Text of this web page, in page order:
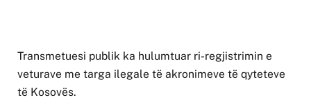
Transmetuesi publik ka hulumtuar ri-regjistrimin e
veturave me targa ilegale të akronimeve të qyteteve
të Kosovës.